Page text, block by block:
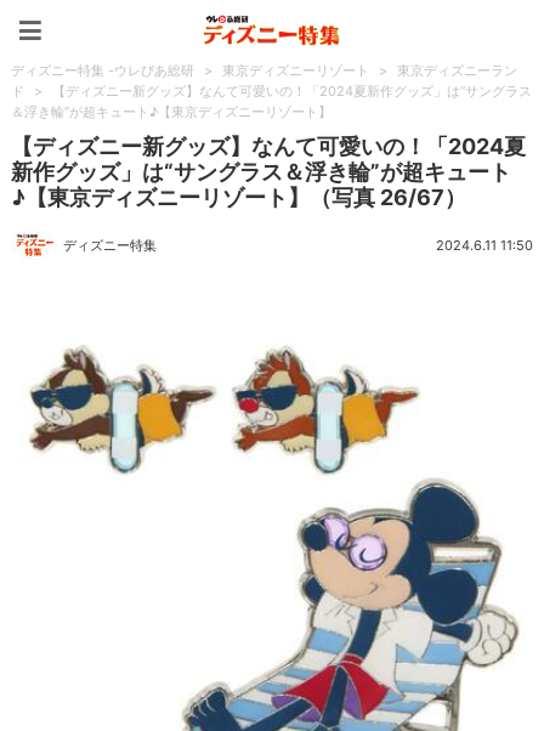
ディズニー特集 -ウレぴあ総研 > 東京ディズニーリゾート >
東京ディズニーラン
ド
>
【ディズニー新グッズ】なんて可愛いの！「2024夏新作グッズ」は“サングラス
＆浮き輪”が超キュート♪【東京ディズニーリゾート】
【ディズニー新グッズ】なんて可愛いの！「2024夏
新作グッズ」は“サングラス＆浮き輪”が超キュート
♪【東京ディズニーリゾート】（写真 26/67）
ディズニー特集 2024.6.11 11:50